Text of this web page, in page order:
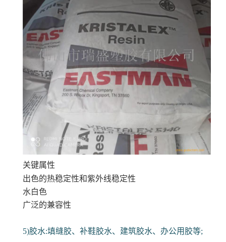
关键属性
出色的热稳定性和紫外线稳定性
水白色
广泛的兼容性
5)胶水:填缝胶、补鞋胶水、建筑胶水、办公用胶等;